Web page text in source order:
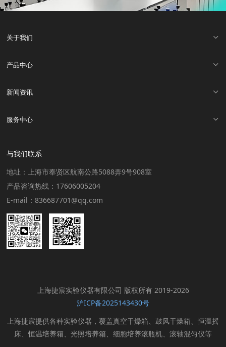
关于我们
产品中心
新闻资讯
服务中心
与我们联系
地址：上海市奉贤区航南公路5088弄9号908室
产品咨询热线：17606005204
E-mail：836687701@qq.com
上海捷宸实验仪器有限公司 版权所有 2019-2026
沪ICP备2025143430号
上海捷宸提供各种实验仪器，覆盖真空干燥箱、鼓风干燥箱、恒温摇
床、恒温培养箱、光照培养箱、细胞培养滚瓶机、滚轴混匀仪等